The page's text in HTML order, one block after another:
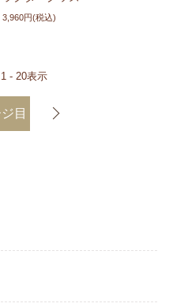
3,960円(税込)
1 - 20表示
目